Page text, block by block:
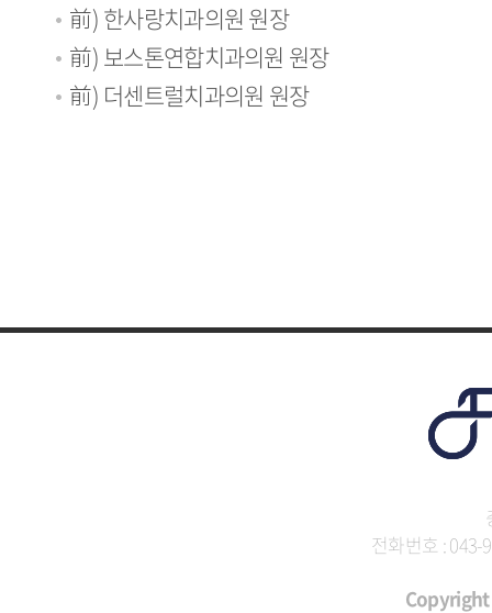
前) 한사랑치과의원 원장
前) 보스톤연합치과의원 원장
前) 더센트럴치과의원 원장
전화번호 : 043-
Copyright